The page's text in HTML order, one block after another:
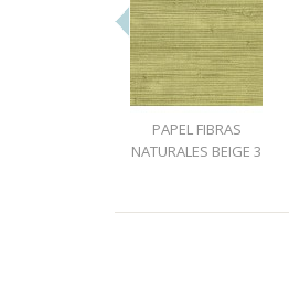
PAPEL FIBRAS
NATURALES BEIGE 3